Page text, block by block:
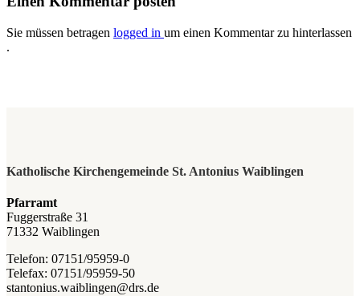
Sie müssen betragen logged in um einen Kommentar zu hinterlassen
.
Katholische Kirchengemeinde St. Antonius Waiblingen
Pfarramt
Fuggerstraße 31
71332 Waiblingen
Telefon: 07151/95959-0
Telefax: 07151/95959-50
stantonius.waiblingen@drs.de